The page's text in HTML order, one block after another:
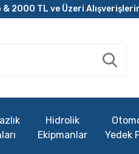
2000 TL ve Üzeri
Hidrolik
Ekipmanlar
Yedek